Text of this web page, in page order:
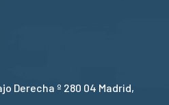
Derecha º 280 04 Madrid,